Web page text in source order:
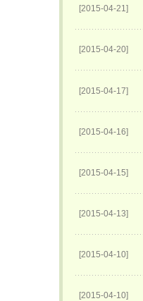
[2015-04-21]
[2015-04-20]
[2015-04-17]
[2015-04-16]
[2015-04-15]
[2015-04-13]
[2015-04-10]
[2015-04-10]